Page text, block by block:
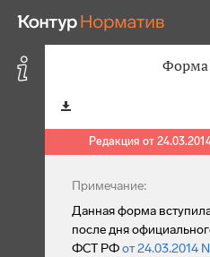
Редакция от
Примечание:
Данная форма
после дня
ФСТ РФот 24.03.2014